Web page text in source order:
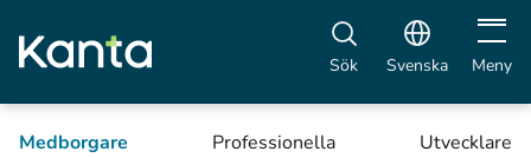
Sök Svenska Öppna
Meny
Medborgare Professionella Utvecklare